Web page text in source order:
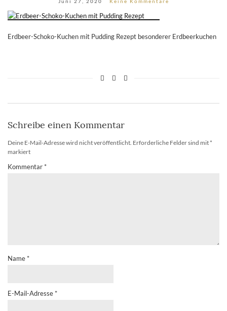
Erdbeer-Schoko-Kuchen mit Pudding Rezept besonderer Erdbeerkuchen
Schreibe einen Kommentar
Deine E-Mail-Adresse wird nicht veröffentlicht. Erforderliche Felder sind mit *
markiert
Kommentar *
Name *
E-Mail-Adresse *